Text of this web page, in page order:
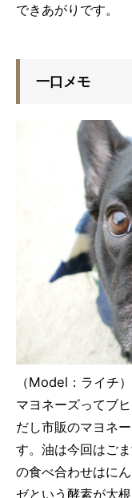
できあがりです。
一口メモ
（Model：ライチ）
マヨネーズってブ
だし市販のマヨネ
す。油は今回はご
の食べ合わせはに
ゼという酵素が大